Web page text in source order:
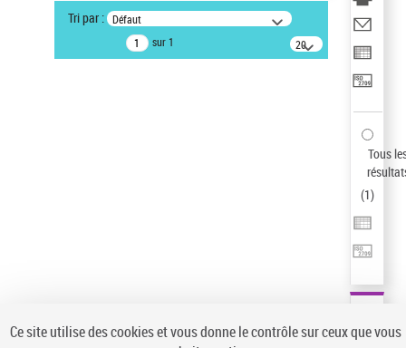
Type de notice d'autorité
Tri par : Défaut
sur 1
20
résultats/page
Tous
(1)
Ce site utilise des cookies et vous donne le contrôle sur ceux que vous